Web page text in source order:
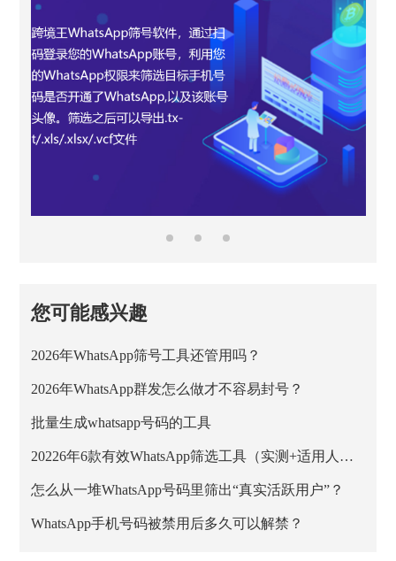
您可能感兴趣
2026年WhatsApp筛号工具还管用吗？
2026年WhatsApp群发怎么做才不容易封号？
批量生成whatsapp号码的工具
20226年6款有效WhatsApp筛选工具（实测+适用人群）
怎么从一堆WhatsApp号码里筛出“真实活跃用户”？
WhatsApp手机号码被禁用后多久可以解禁？